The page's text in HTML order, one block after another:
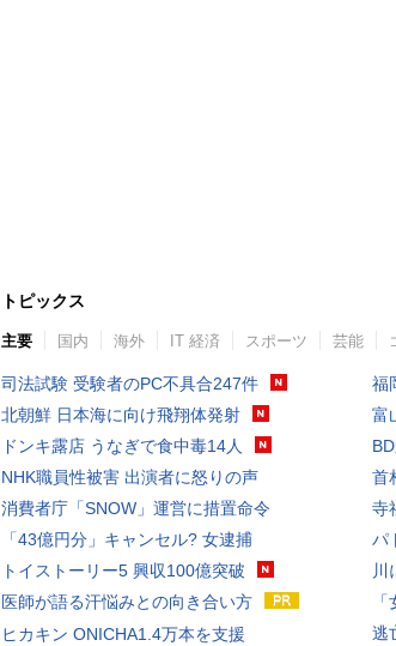
トピックス
主要 国内 海外 IT 経済 スポーツ 芸能
司法試験 受験者のPC不具合247件
北朝鮮 日本海に向け飛翔体発射
ドンキ露店 うなぎで食中毒14人
NHK職員性被害 出演者に怒りの声
消費者庁「SNOW」運営に措置命令
「43億円分」キャンセル? 女逮捕
トイストーリー5 興収100億突破
医師が語る汗悩みとの向き合い方
ヒカキン ONICHA1.4万本を支援
福
富
首
寺
パ
川
逃